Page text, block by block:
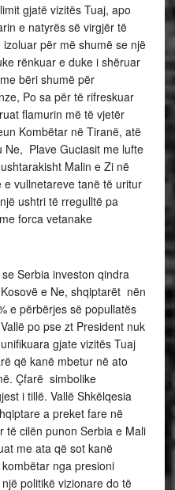
gjatë vizitës Tuaj, apo
e natyrës së virgjër të
për më shumë se një
rënkuar e duke i shëruar
bëri shumë për
Po sa për të rifreskuar
flamurin më të vjetër
Kombëtar në Tiranë, atë
Ne, Plave Guciasit me lufte
Malin e Zi në
vullnetareve tanë të uritur
ushtri të rregulltë pa
forca vetanake
Serbia investon qindra
e Ne, shqiptarët nën
e përbërjes së popullatës
po pse zt President nuk
gjate vizitës Tuaj
që kanë mbetur në ato
Çfarë simbolike
i tillë. Vallë Shkëlqesia
a preket fare në
cilën punon Serbia e Mali
me ata që sot kanë
nga presioni
politikë vizionare do të